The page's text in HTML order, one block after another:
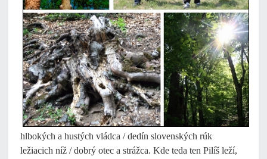
hlbokých a hustých vládca / dedín slovenských rúk
ležiacich níž / dobrý otec a strážca. Kde teda ten Pilíš leží,